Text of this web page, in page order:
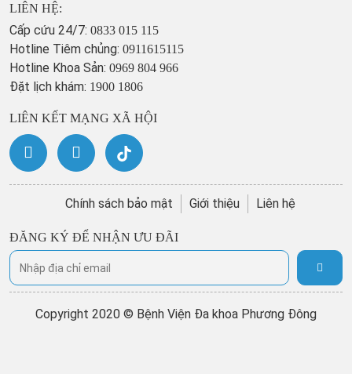
LIÊN HỆ:
Cấp cứu 24/7: 0833 015 115
Hotline Tiêm chủng: 0911615115
Hotline Khoa Sản: 0969 804 966
Đặt lịch khám: 1900 1806
LIÊN KẾT MẠNG XÃ HỘI
Chính sách bảo mật Giới thiệu Liên hệ
ĐĂNG KÝ ĐỂ NHẬN ƯU ĐÃI
Copyright 2020 © Bệnh Viện Đa khoa Phương Đông